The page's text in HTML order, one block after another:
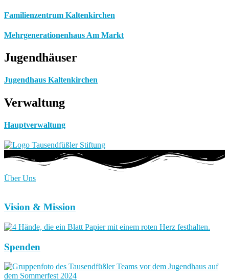
Familienzentrum Kaltenkirchen
Mehrgenerationenhaus Am Markt
Jugendhäuser
Jugendhaus Kaltenkirchen
Verwaltung
Hauptverwaltung
Über Uns
Vision & Mission
Spenden